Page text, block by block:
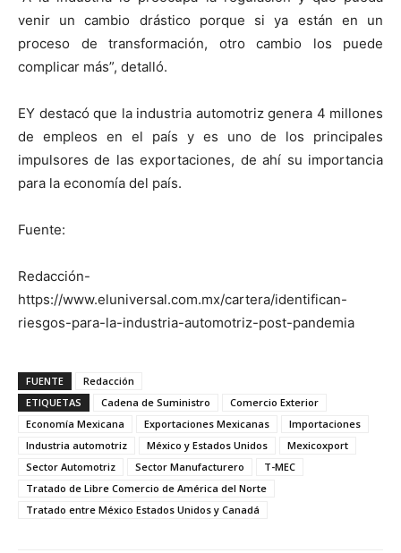
venir un cambio drástico porque si ya están en un
proceso de transformación, otro cambio los puede
complicar más”, detalló.
EY destacó que la industria automotriz genera 4 millones
de empleos en el país y es uno de los principales
impulsores de las exportaciones, de ahí su importancia
para la economía del país.
Fuente:
Redacción-
https://www.eluniversal.com.mx/cartera/identifican-
riesgos-para-la-industria-automotriz-post-pandemia
FUENTE
Redacción
ETIQUETAS
Cadena de Suministro
Comercio Exterior
Economía Mexicana
Exportaciones Mexicanas
Importaciones
Industria automotriz
México y Estados Unidos
Mexicoxport
Sector Automotriz
Sector Manufacturero
T-MEC
Tratado de Libre Comercio de América del Norte
Tratado entre México Estados Unidos y Canadá